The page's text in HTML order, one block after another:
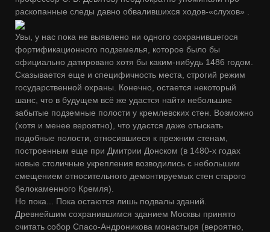
раскопанные следы давно обвалившихся ходов-«слухов» .
Увы, у нас пока не выявлено ни одного сохранившегося
фортификационного подземелья, которое было бы
официально датировано хотя бы каким-нибудь 1486 годом.
Сказывается еще и специфичность места, строгий режим
государственной охраны. Конечно, остается некоторый
шанс, что в будущем всё же удастся найти небольшие
забытые подземные полости у кремлевских стен. Возможно
(хотя и менее вероятно), что удастся даже отыскать
подобные полости, относившиеся к прежним стенам,
построенным еще при Дмитрии Донском (в 1480-х годах
новые столичные укрепления возводились с небольшим
смещением относительного демонтируемых стен старого
белокаменного Кремля).
Но пока... Пока остаются лишь подвалы зданий.
Древнейшим сохранившимся зданием Москвы принято
считать собор Спасо-Андроникова монастыря (вероятно,